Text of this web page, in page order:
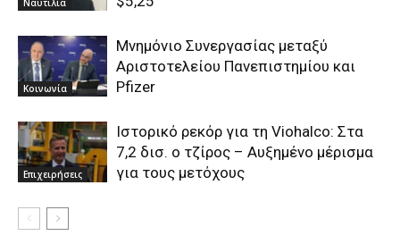
Ναυτιλία
Κοινωνία
Μνημόνιο Συνεργασίας μεταξύ
Αριστοτελείου Πανεπιστημίου και
Pfizer
Επιχειρήσεις
Ιστορικό ρεκόρ για τη Viohalco: Στα
7,2 δισ. ο τζίρος – Αυξημένο μέρισμα
για τους μετόχους